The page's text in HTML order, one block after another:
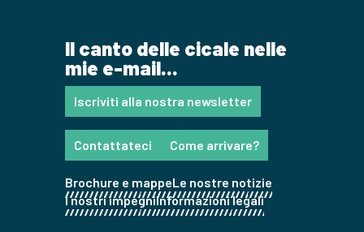
Il canto delle cicale nelle
mie e-mail...
Iscriviti alla nostra newsletter
Contattateci Come arrivare?
Brochure e mappeLe nostre notizie
I nostri impegniInformazioni legali